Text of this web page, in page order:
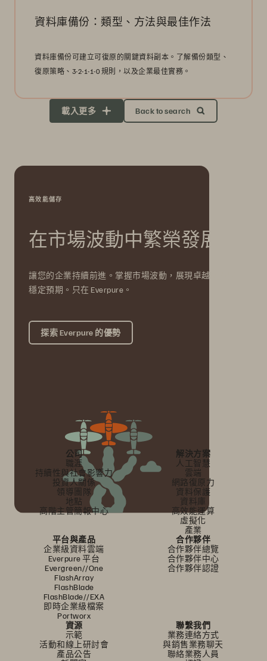
資料庫備份：類型、方法與最佳作法
資料庫備份可建立可復原的關鍵資料副本。了解備份類型、
復原策略、3-2-1-1-0 規則，以及企業最佳實務。
載入更多 Back to search
高效能儲存
在市場波動中繁榮發展
讓您的企業持續前進。掌握市場波動，展現卓越效率與
穩定預期。只在 Everpure。
探索 Everpure 的優勢
公司
職涯
持續性與社會影響力
投資人關係
領導團隊
地點
高階主管簡報中心
解決方案
人工智慧
雲端
網路復原力
資料保護
資料庫
高效能運算
虛擬化
產業
平台與產品
企業級資料雲端
Everpure 平台
Evergreen//One
FlashArray
FlashBlade
FlashBlade//EXA
即時企業級檔案
Portworx
合作夥伴
合作夥伴總覽
合作夥伴中心
合作夥伴認證
資源
示範
活動和線上研討會
產品公告
聯繫我們
業務連絡方式
與銷售業務聊天
聯絡業務人員